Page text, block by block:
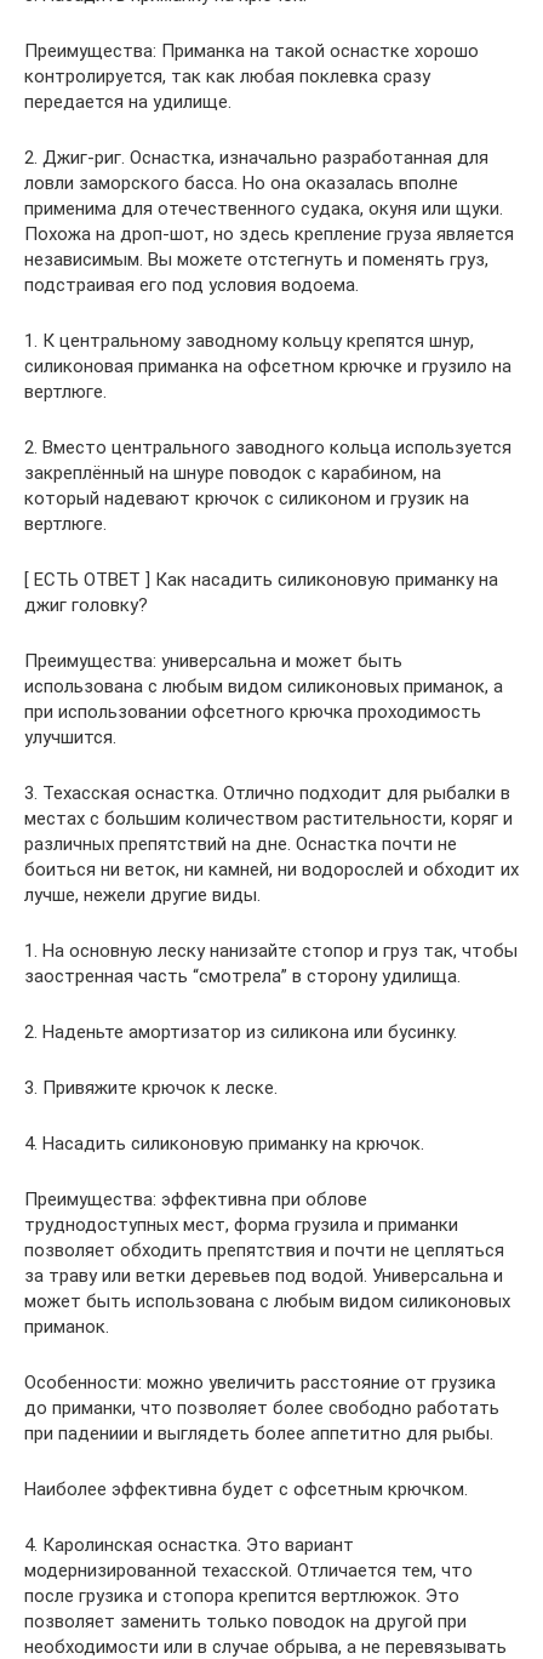
Преимущества: Приманка на такой оснастке хорошо
контролируется, так как любая поклевка сразу
передается на удилище.
2. Джиг-риг. Оснастка, изначально разработанная для
ловли заморского басса. Но она оказалась вполне
применима для отечественного судака, окуня или щуки.
Похожа на дроп-шот, но здесь крепление груза является
независимым. Вы можете отстегнуть и поменять груз,
подстраивая его под условия водоема.
1. К центральному заводному кольцу крепятся шнур,
силиконовая приманка на офсетном крючке и грузило на
вертлюге.
2. Вместо центрального заводного кольца используется
закреплённый на шнуре поводок с карабином, на
который надевают крючок с силиконом и грузик на
вертлюге.
[ ЕСТЬ ОТВЕТ ] Как насадить силиконовую приманку на
джиг головку?
Преимущества: универсальна и может быть
использована с любым видом силиконовых приманок, а
при использовании офсетного крючка проходимость
улучшится.
3. Техасская оснастка. Отлично подходит для рыбалки в
местах с большим количеством растительности, коряг и
различных препятствий на дне. Оснастка почти не
боиться ни веток, ни камней, ни водорослей и обходит их
лучше, нежели другие виды.
1. На основную леску нанизайте стопор и груз так, чтобы
заостренная часть “смотрела” в сторону удилища.
2. Наденьте амортизатор из силикона или бусинку.
3. Привяжите крючок к леске.
4. Насадить силиконовую приманку на крючок.
Преимущества: эффективна при облове
труднодоступных мест, форма грузила и приманки
позволяет обходить препятствия и почти не цепляться
за траву или ветки деревьев под водой. Универсальна и
может быть использована с любым видом силиконовых
приманок.
Особенности: можно увеличить расстояние от грузика
до приманки, что позволяет более свободно работать
при падениии и выглядеть более аппетитно для рыбы.
Наиболее эффективна будет с офсетным крючком.
4. Каролинская оснастка. Это вариант
модернизированной техасской. Отличается тем, что
после грузика и стопора крепится вертлюжок. Это
позволяет заменить только поводок на другой при
необходимости или в случае обрыва, а не перевязывать